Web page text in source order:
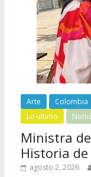
Arte Colombia
Lo ultimo
Ministra
Historia
agosto 2, 2026